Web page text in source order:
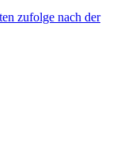
zufolge nach der